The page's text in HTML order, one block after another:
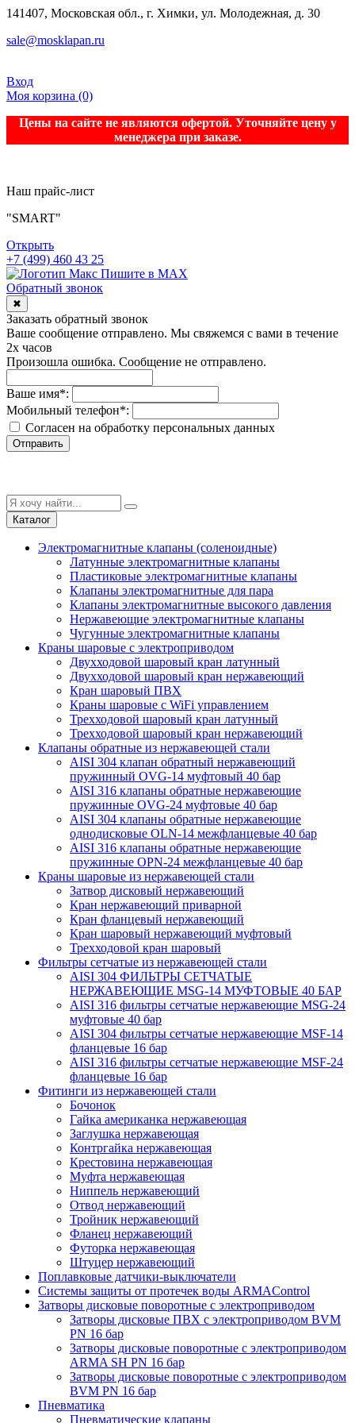
141407, Московская обл., г. Химки, ул. Молодежная, д. 30
sale@mosklapan.ru
Вход
Моя корзина (0)
Цены на сайте не являются офертой. Уточняйте цену у
менеджера при заказе.
Наш прайс-лист
"SMART"
Открыть
+7 (499) 460 43 25
Пишите в MAX
Обратный звонок
✖
Заказать обратный звонок
Ваше сообщение отправлено. Мы свяжемся с вами в течение
2х часов
Произошла ошибка. Сообщение не отправлено.
Ваше имя*:
Мобильный телефон*:
Согласен на обработку персональныx данных
Отправить
Каталог
Электромагнитные клапаны (соленоидные)
Латунные электромагнитные клапаны
Пластиковые электромагнитные клапаны
Клапаны электромагнитные для пара
Клапаны электромагнитные высокого давления
Нержавеющие электромагнитные клапаны
Чугунные электромагнитные клапаны
Краны шаровые с электроприводом
Двухходовой шаровый кран латунный
Двухходовой шаровый кран нержавеющий
Кран шаровый ПВХ
Краны шаровые с WiFi управлением
Трехходовой шаровый кран латунный
Трехходовой шаровый кран нержавеющий
Клапаны обратные из нержавеющей стали
AISI 304 клапан обратный нержавеющий
пружинный OVG-14 муфтовый 40 бар
AISI 316 клапаны обратные нержавеющие
пружинные OVG-24 муфтовые 40 бар
AISI 304 клапаны обратные нержавеющие
однодисковые OLN-14 межфланцевые 40 бар
AISI 316 клапаны обратные нержавеющие
пружинные OPN-24 межфланцевые 40 бар
Краны шаровые из нержавеющей стали
Затвор дисковый нержавеющий
Кран нержавеющий приварной
Кран фланцевый нержавеющий
Кран шаровый нержавеющий муфтовый
Трехходовой кран шаровый
Фильтры сетчатые из нержавеющей стали
AISI 304 ФИЛЬТРЫ СЕТЧАТЫЕ
НЕРЖАВЕЮЩИЕ MSG-14 МУФТОВЫЕ 40 БАР
AISI 316 фильтры сетчатые нержавеющие MSG-24
муфтовые 40 бар
AISI 304 фильтры сетчатые нержавеющие MSF-14
фланцевые 16 бар
AISI 316 фильтры сетчатые нержавеющие MSF-24
фланцевые 16 бар
Фитинги из нержавеющей стали
Бочонок
Гайка американка нержавеющая
Заглушка нержавеющая
Контргайка нержавеющая
Крестовина нержавеющая
Муфта нержавеющая
Ниппель нержавеющий
Отвод нержавеющий
Тройник нержавеющий
Фланец нержавеющий
Футорка нержавеющая
Штуцер нержавеющий
Поплавковые датчики-выключатели
Системы защиты от протечек воды ARMAControl
Затворы дисковые поворотные с электроприводом
Затворы дисковые ПВХ с электроприводом BVM
PN 16 бар
Затворы дисковые поворотные с электроприводом
ARMA SH PN 16 бар
Затворы дисковые поворотные с электроприводом
BVM PN 16 бар
Пневматика
Пневматические клапаны